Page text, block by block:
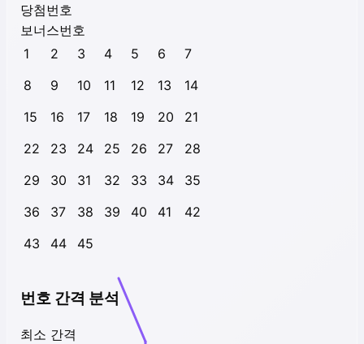
당첨번호
보너스번호
1
2 3 4 5 6
7
8
9 10 11 12 13
14
15
16 17 18 19 20
21
22
23 24 25 26 27
28
29
30 31 32 33 34
35
36
37 38 39 40 41
42
43
44 45
번호 간격 분석
최소 간격